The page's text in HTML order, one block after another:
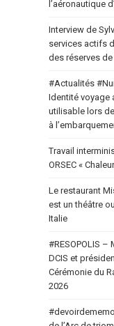
l’aéronautique
Interview de
services actifs
des réserves
#Actualités
Identité voyage
utilisable lors
à
Travail
ORSEC «
Le restaurant
est un théâtre
Italie
#RESOPOLIS –
DCIS et
Cérémonie du
2026